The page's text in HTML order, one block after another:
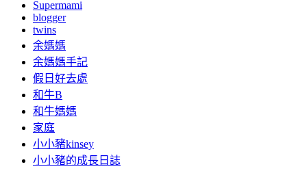
Supermami
blogger
twins
余媽媽
余媽媽手記
假日好去處
和牛B
和牛媽媽
家庭
小小豬kinsey
小小豬的成長日誌